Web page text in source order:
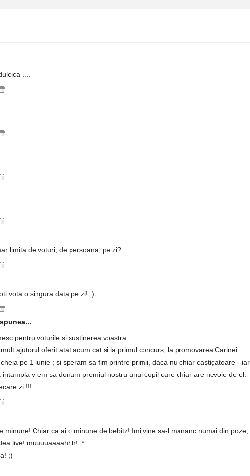
....
limita de voturi, de persoana, pe zi?
vota o singura data pe zi! :)
pentru voturile si sustinerea voastra .
ajutorul oferit atat acum cat si la primul concurs, la promovarea Carinei.
pe 1 iunie ; si speram sa fim printre primii, daca nu chiar castigatoare - iar
vrem sa donam premiul nostru unui copil care chiar are nevoie de el.
zi !!!
minune! Chiar ca ai o minune de bebitz! Imi vine sa-l mananc numai din poze,
live! muuuuaaaahhh! :*
;)